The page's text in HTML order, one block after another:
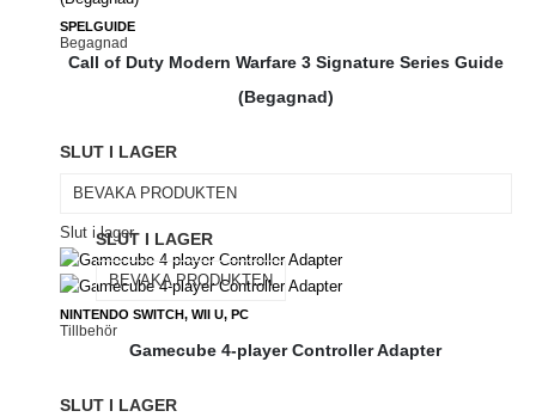
SPELGUIDE
Begagnad
Call of Duty Modern Warfare 3 Signature Series Guide
(Begagnad)
SLUT I LAGER
BEVAKA PRODUKTEN
Slut i lager
NINTENDO SWITCH, WII U, PC
Tillbehör
SLUT I LAGER
BEVAKA PRODUKTEN
Gamecube 4-player Controller Adapter
SLUT I LAGER